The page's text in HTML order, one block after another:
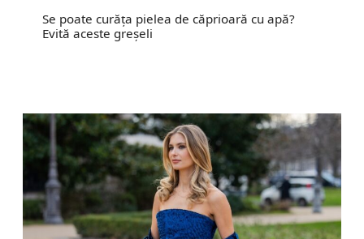
Se poate curăța pielea de căprioară cu apă?
Evită aceste greșeli